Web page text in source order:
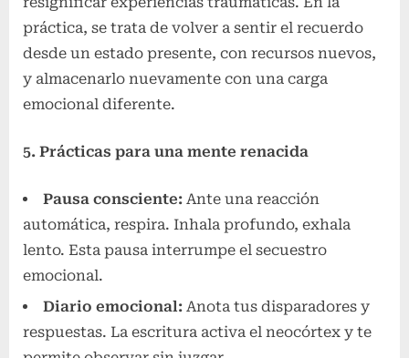
práctica, se trata de volver a sentir el recuerdo
desde un estado presente, con recursos nuevos,
y almacenarlo nuevamente con una carga
emocional diferente.
5. Prácticas para una mente renacida
Pausa consciente: Ante una reacción
automática, respira. Inhala profundo, exhala
lento. Esta pausa interrumpe el secuestro
emocional.
Diario emocional: Anota tus disparadores y
respuestas. La escritura activa el neocórtex y te